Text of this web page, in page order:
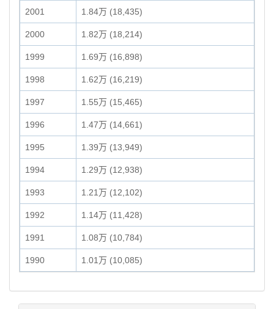
2001 1.84万 (18,435)
2000 1.82万 (18,214)
1999 1.69万 (16,898)
1998 1.62万 (16,219)
1997 1.55万 (15,465)
1996 1.47万 (14,661)
1995 1.39万 (13,949)
1994 1.29万 (12,938)
1993 1.21万 (12,102)
1992 1.14万 (11,428)
1991 1.08万 (10,784)
1990 1.01万 (10,085)